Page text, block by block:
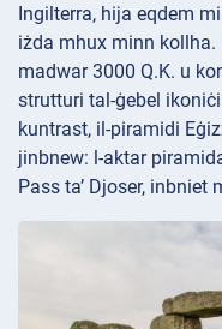
Ingilterra, hija eqdem
iżda mhux minn kollha.
madwar 3000 Q.K. u
strutturi tal-ġebel
kuntrast, il-piramidi
jinbnew: l-aktar
Pass ta’ Djoser, inbniet